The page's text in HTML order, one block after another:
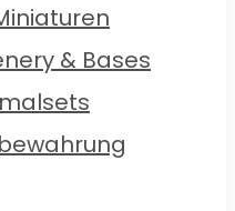
& Bases